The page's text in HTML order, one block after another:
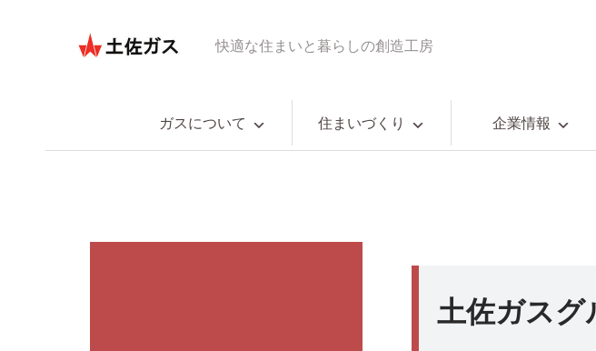
快適な住まいと暮らしの創造工房
ガスについて 住まいづくり 企業情報
土佐ガスグ